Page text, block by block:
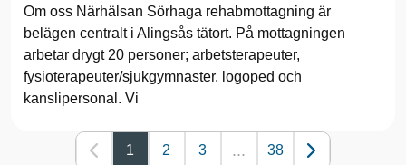
Om oss Närhälsan Sörhaga rehabmottagning är
belägen centralt i Alingsås tätort. På mottagningen
arbetar drygt 20 personer; arbetsterapeuter,
fysioterapeuter/sjukgymnaster, logoped och
kanslipersonal. Vi
1 2 3 ... 38